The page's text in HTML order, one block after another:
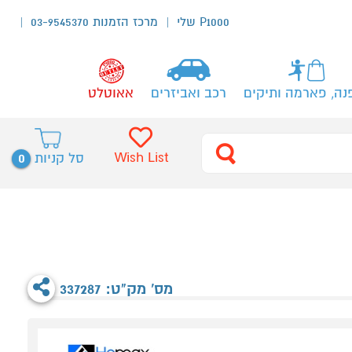
P1000 שלי מרכז הזמנות 03-9545370
פארמה ותיקים רכב ואביזרים אאוטלט
סל קניות 0 Wish List
מס' מק"ט: 337287